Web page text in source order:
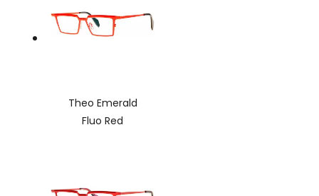
Theo Emerald
Fluo Red